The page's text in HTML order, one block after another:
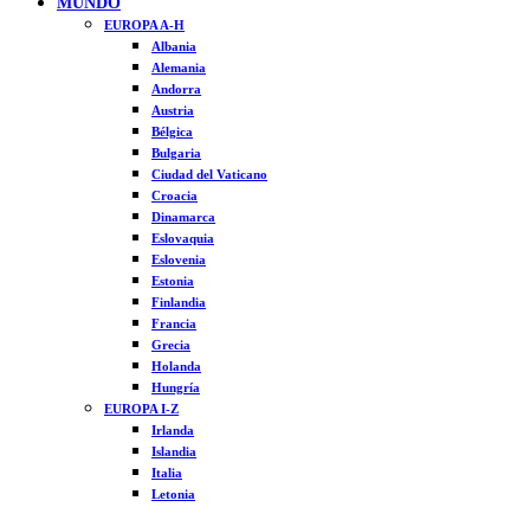
EUROPA A-H
Albania
Alemania
Andorra
Austria
Bélgica
Bulgaria
Ciudad del Vaticano
Croacia
Dinamarca
Eslovaquia
Eslovenia
Estonia
Finlandia
Francia
Grecia
Holanda
Hungría
EUROPA I-Z
Irlanda
Islandia
Italia
Letonia